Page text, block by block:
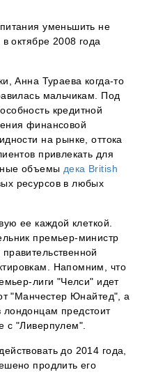
уменьшить не
в октябре 2008 года
Анна Тураева когда-то
мальчикам. Под
кредитной
финансовой
на рынке, оттока
привлекать для
объемы дека British
ресурсов в любых
ее каждой клеткой.
премьер-министр
Напомним, что
лиги "Челси" идет
"Манчестер Юнайтед", а
предстоит
с "Ливерпулем".
до 2014 года,
продлить его